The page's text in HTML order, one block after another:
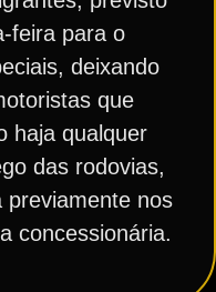
feira para o
deixando
que
haja qualquer
das rodovias,
previamente nos
concessionária.